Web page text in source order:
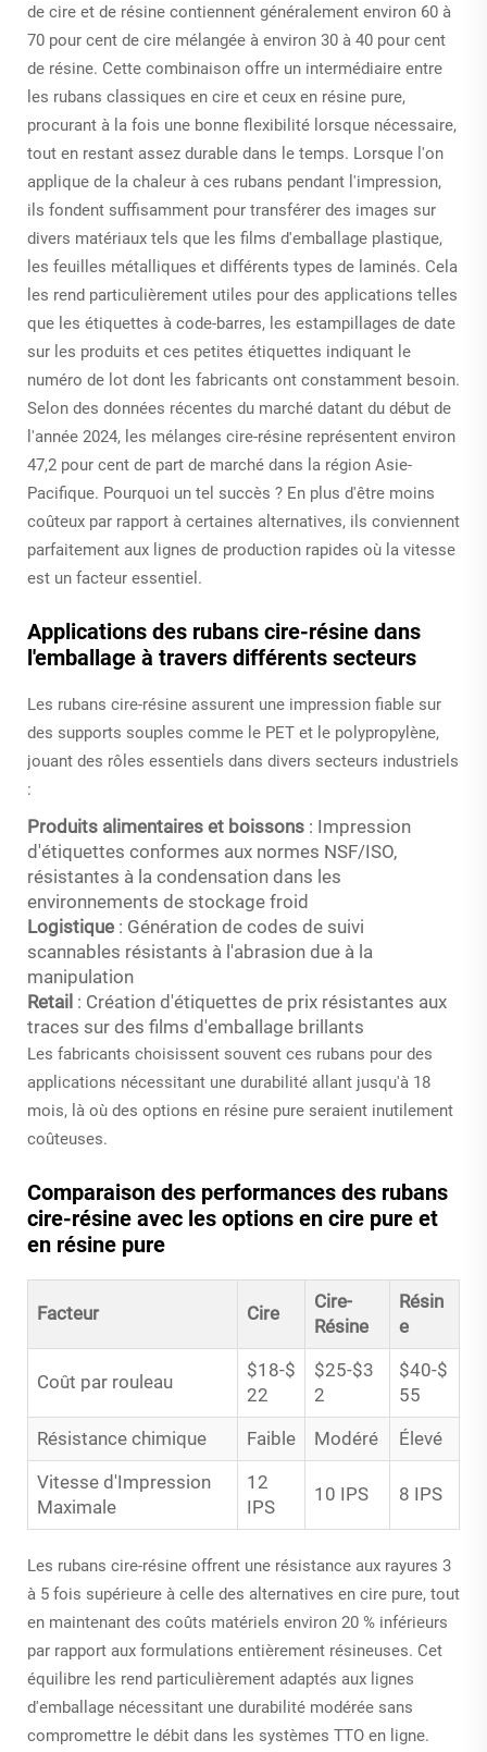
de cire et de résine contiennent généralement environ 60 à
70 pour cent de cire mélangée à environ 30 à 40 pour cent
de résine. Cette combinaison offre un intermédiaire entre
les rubans classiques en cire et ceux en résine pure,
procurant à la fois une bonne flexibilité lorsque nécessaire,
tout en restant assez durable dans le temps. Lorsque l'on
applique de la chaleur à ces rubans pendant l'impression,
ils fondent suffisamment pour transférer des images sur
divers matériaux tels que les films d'emballage plastique,
les feuilles métalliques et différents types de laminés. Cela
les rend particulièrement utiles pour des applications telles
que les étiquettes à code-barres, les estampillages de date
sur les produits et ces petites étiquettes indiquant le
numéro de lot dont les fabricants ont constamment besoin.
Selon des données récentes du marché datant du début de
l'année 2024, les mélanges cire-résine représentent environ
47,2 pour cent de part de marché dans la région Asie-
Pacifique. Pourquoi un tel succès ? En plus d'être moins
coûteux par rapport à certaines alternatives, ils conviennent
parfaitement aux lignes de production rapides où la vitesse
est un facteur essentiel.
Applications des rubans cire-résine dans
l'emballage à travers différents secteurs
Les rubans cire-résine assurent une impression fiable sur
des supports souples comme le PET et le polypropylène,
jouant des rôles essentiels dans divers secteurs industriels
:
Produits alimentaires et boissons : Impression
d'étiquettes conformes aux normes NSF/ISO,
résistantes à la condensation dans les
environnements de stockage froid
Logistique : Génération de codes de suivi
scannables résistants à l'abrasion due à la
manipulation
Retail : Création d'étiquettes de prix résistantes aux
traces sur des films d'emballage brillants
Les fabricants choisissent souvent ces rubans pour des
applications nécessitant une durabilité allant jusqu'à 18
mois, là où des options en résine pure seraient inutilement
coûteuses.
Comparaison des performances des rubans
cire-résine avec les options en cire pure et
en résine pure
Facteur Cire
Cire-
Résine
Résin
e
Coût par rouleau
$18-$
22
$25-$3
2
$40-$
55
Résistance chimique
Faible Modéré
Élevé
Vitesse d'Impression
Maximale
12
IPS
10 IPS 8 IPS
Les rubans cire-résine offrent une résistance aux rayures 3
à 5 fois supérieure à celle des alternatives en cire pure, tout
en maintenant des coûts matériels environ 20 % inférieurs
par rapport aux formulations entièrement résineuses. Cet
équilibre les rend particulièrement adaptés aux lignes
d'emballage nécessitant une durabilité modérée sans
compromettre le débit dans les systèmes TTO en ligne.